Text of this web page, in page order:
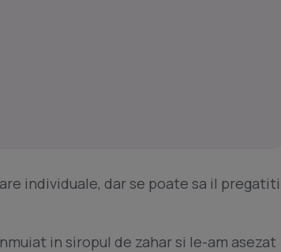
individuale, dar se poate sa il pregatiti
in siropul de zahar si le-am asezat